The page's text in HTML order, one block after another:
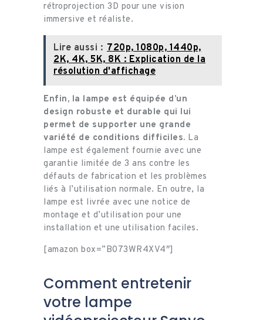
rétroprojection 3D pour une vision
immersive et réaliste.
Lire aussi : 720p, 1080p, 1440p,
2K, 4K, 5K, 8K : Explication de la
résolution d'affichage
Enfin, la lampe est équipée d’un
design robuste et durable qui lui
permet de supporter une grande
variété de conditions difficiles. La
lampe est également fournie avec une
garantie limitée de 3 ans contre les
défauts de fabrication et les problèmes
liés à l’utilisation normale. En outre, la
lampe est livrée avec une notice de
montage et d’utilisation pour une
installation et une utilisation faciles.
[amazon box=”B073WR4XV4″]
Comment entretenir
votre lampe